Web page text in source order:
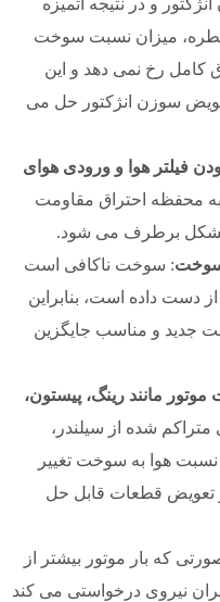
میزان نسبت سوخت
کامل رخ نمی دهد و این
سوزن انژکتور حل می
فیلتر هوا و ورودی هوای
به محفظه احتراق مقاومت
مشکل برطرف می شود.
سوخت: سوخت ناکافی است
دست داده است، بنابراین
جدید و مناسب جایگزین
مانند رینگ، پیستون،
شده از سیلندر،
هوا به سوخت تغییر
تعویض قطعات قابل حل
که بار موتور بیشتر از
نیروی درخواستی می کند